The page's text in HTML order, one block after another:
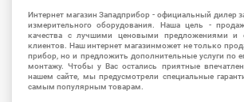
Интернет магазин Западприбор - официальный дилер
измерительного оборудования. Наша цель -
качества с лучшими ценовыми предложениями и
клиентов. Наш интернет магазинможет не только
прибор, но и предложить дополнительные услуги по
монтажу. Чтобы у Вас остались приятные
нашем сайте, мы предусмотрели специальные
самым популярным товарам.